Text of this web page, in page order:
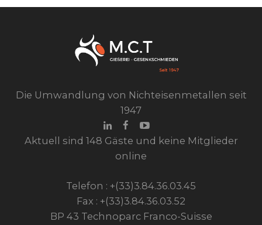
Die Umwandlung von Nichteisenmetallen seit
1947
Aktuell sind 148 Gäste und keine Mitglieder
online
Telefon : +(33)3.84.36.03.45
Fax : +(33)3.84.36.03.52
BP 43 Technoparc Franco-Suisse